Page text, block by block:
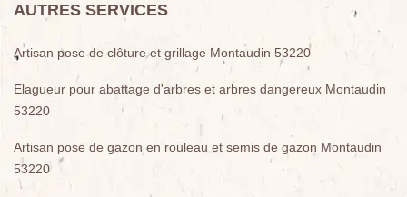
AUTRES SERVICES
Artisan pose de clôture et grillage Montaudin 53220
Elagueur pour abattage d'arbres et arbres dangereux Montaudin
53220
Artisan pose de gazon en rouleau et semis de gazon Montaudin
53220